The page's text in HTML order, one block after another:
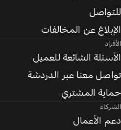
للتواصل
الإبلاغ عن المخالفات
الأفراد
الأسئلة الشائعة للعميل
تواصل معنا عبر الدردشة
حماية المشتري
الشركاء
دعم الأعمال